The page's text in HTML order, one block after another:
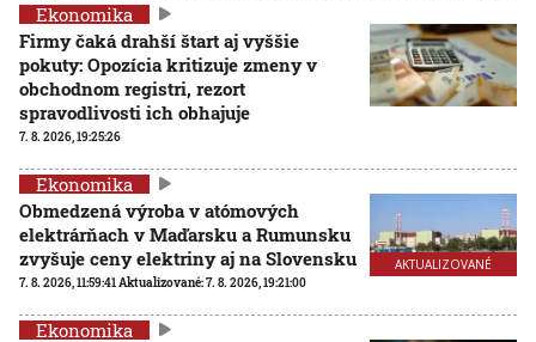
Ekonomika
Firmy čaká drahší štart aj vyššie
pokuty: Opozícia kritizuje zmeny v
obchodnom registri, rezort
spravodlivosti ich obhajuje
7. 8. 2026, 19:25:26
AKTUALIZOVANÉ
Ekonomika
Obmedzená výroba v atómových
elektrárňach v Maďarsku a Rumunsku
zvyšuje ceny elektriny aj na Slovensku
7. 8. 2026, 11:59:41Aktualizované:7. 8. 2026, 19:21:00
Ekonomika